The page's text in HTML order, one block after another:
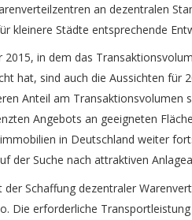
an dezentralen
kleinere Städte entsprechende
2015, in dem das
hat, sind auch die Aussichten
Anteil am Transaktionsvolumen
Angebots an geeigneten
in Deutschland weiter
der Suche nach attraktiven
Schaffung dezentraler
Die erforderliche